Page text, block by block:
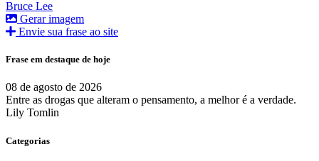
Bruce Lee
Gerar imagem
Envie sua frase ao site
Frase em destaque de hoje
08 de agosto de 2026
Entre as drogas que alteram o pensamento, a melhor é a verdade.
Lily Tomlin
Categorias